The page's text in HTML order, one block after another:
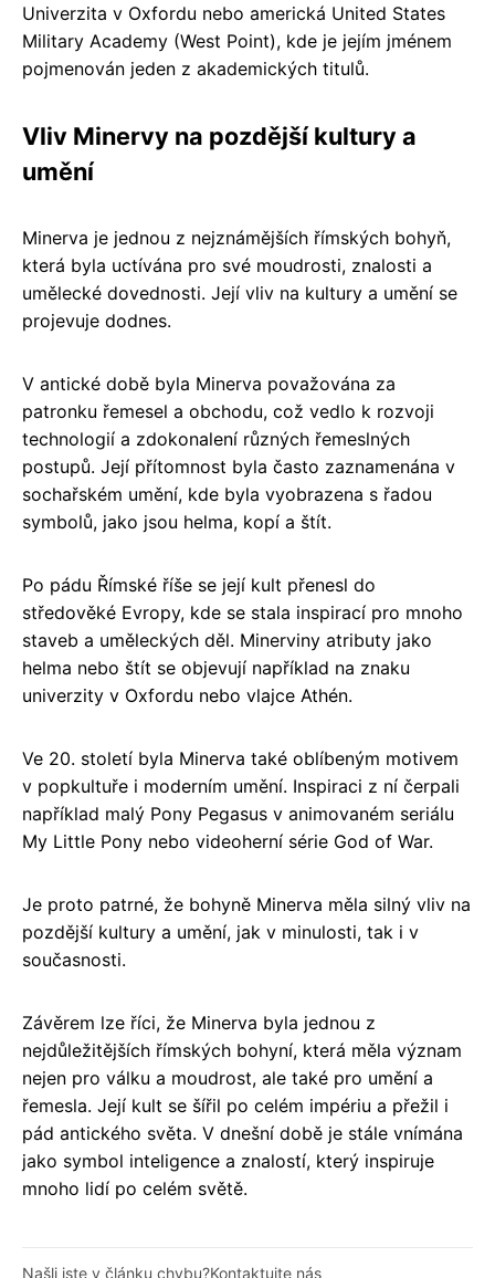
Univerzita v Oxfordu nebo americká United States
Military Academy (West Point), kde je jejím jménem
pojmenován jeden z akademických titulů.
Vliv Minervy na pozdější kultury a
umění
Minerva je jednou z nejznámějších římských bohyň,
která byla uctívána pro své moudrosti, znalosti a
umělecké dovednosti. Její vliv na kultury a umění se
projevuje dodnes.
V antické době byla Minerva považována za
patronku řemesel a obchodu, což vedlo k rozvoji
technologií a zdokonalení různých řemeslných
postupů. Její přítomnost byla často zaznamenána v
sochařském umění, kde byla vyobrazena s řadou
symbolů, jako jsou helma, kopí a štít.
Po pádu Římské říše se její kult přenesl do
středověké Evropy, kde se stala inspirací pro mnoho
staveb a uměleckých děl. Minerviny atributy jako
helma nebo štít se objevují například na znaku
univerzity v Oxfordu nebo vlajce Athén.
Ve 20. století byla Minerva také oblíbeným motivem
v popkultuře i moderním umění. Inspiraci z ní čerpali
například malý Pony Pegasus v animovaném seriálu
My Little Pony nebo videoherní série God of War.
Je proto patrné, že bohyně Minerva měla silný vliv na
pozdější kultury a umění, jak v minulosti, tak i v
současnosti.
Závěrem lze říci, že Minerva byla jednou z
nejdůležitějších římských bohyní, která měla význam
nejen pro válku a moudrost, ale také pro umění a
řemesla. Její kult se šířil po celém impériu a přežil i
pád antického světa. V dnešní době je stále vnímána
jako symbol inteligence a znalostí, který inspiruje
mnoho lidí po celém světě.
Našli jste v článku chybu?Kontaktujte nás